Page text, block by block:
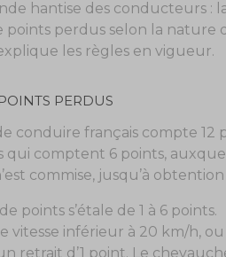
hantise des conducteurs
points perdus selon la nature
les règles en vigueur.
PERDUS
conduire français compte
qui comptent 6 points,
commise, jusqu’à obtention
points s’étale de 1 à 6 points.
vitesse inférieur à 20 km/h,
retrait d’1 point. Le